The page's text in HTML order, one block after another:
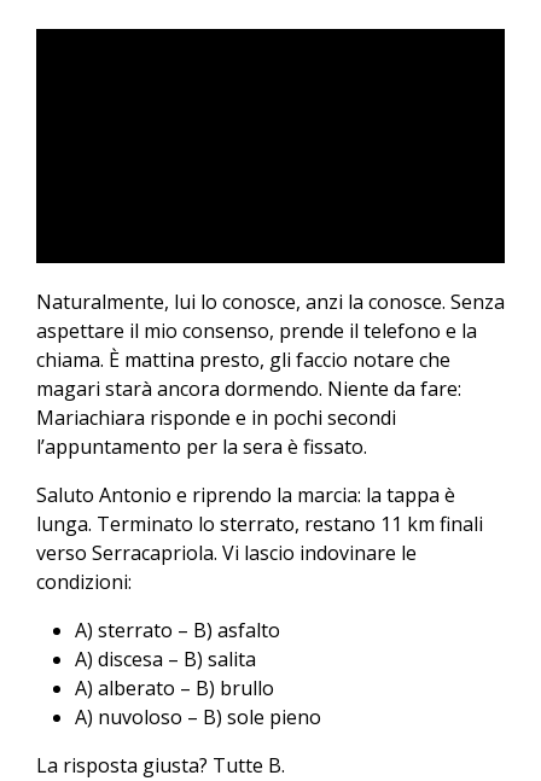
0:00
Naturalmente, lui lo conosce, anzi la conosce. Senza
aspettare il mio consenso, prende il telefono e la
chiama. È mattina presto, gli faccio notare che
magari starà ancora dormendo. Niente da fare:
Mariachiara risponde e in pochi secondi
l’appuntamento per la sera è fissato.
Saluto Antonio e riprendo la marcia: la tappa è
lunga. Terminato lo sterrato, restano 11 km finali
verso Serracapriola. Vi lascio indovinare le
condizioni:
A) sterrato – B) asfalto
A) discesa – B) salita
A) alberato – B) brullo
A) nuvoloso – B) sole pieno
La risposta giusta? Tutte B.